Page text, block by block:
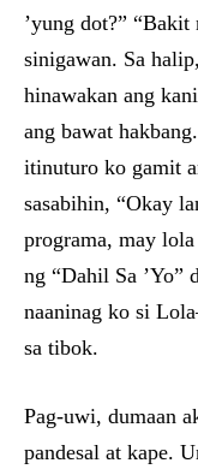
’yung dot?”
sinigawan. Sa
hinawakan ang
ang bawat
itinuturo ko gamit
sasabihin, “Okay
programa, may
ng “Dahil Sa ’Yo”
naaninag ko si
sa tibok.
Pag-uwi, dumaan
pandesal at kape.